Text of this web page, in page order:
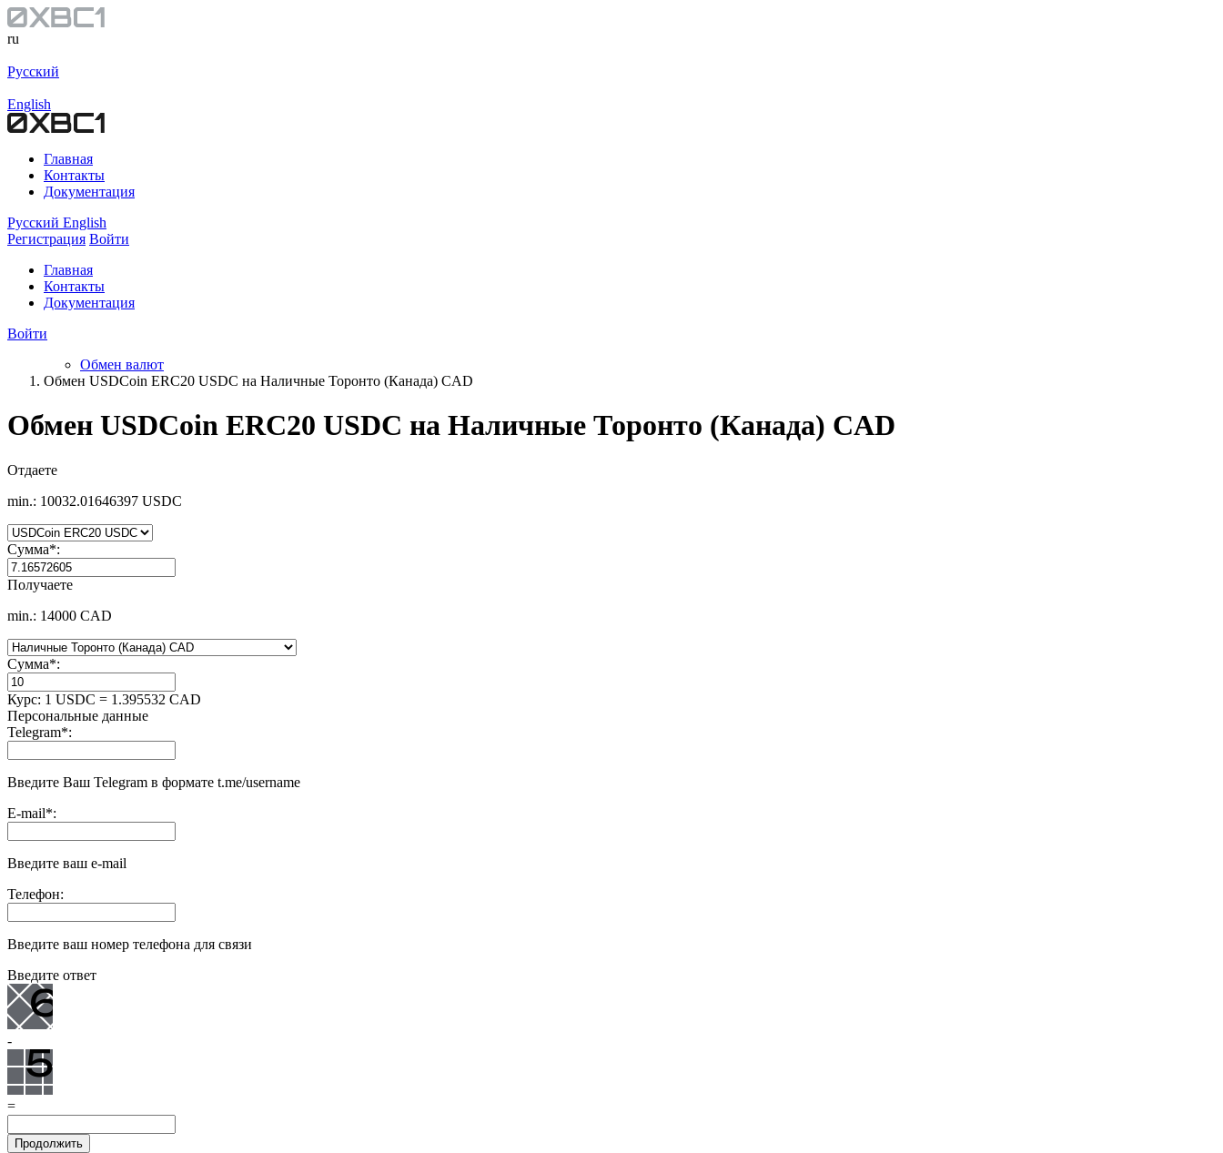
ru
Русский
English
Главная
Контакты
Документация
Русский English
Регистрация Войти
Главная
Контакты
Документация
Войти
Обмен валют
Обмен USDCoin ERC20 USDC на Наличные Торонто (Канада) CAD
Обмен USDCoin ERC20 USDC на Наличные Торонто (Канада) CAD
Отдаете
min.: 10032.01646397 USDC
Сумма*:
Получаете
min.: 14000 CAD
Сумма*:
Курс: 1 USDC = 1.395532 CAD
Персональные данные
Telegram*:
Введите Ваш Telegram в формате t.me/username
E-mail*:
Введите ваш e-mail
Телефон:
Введите ваш номер телефона для связи
Введите ответ
-
=